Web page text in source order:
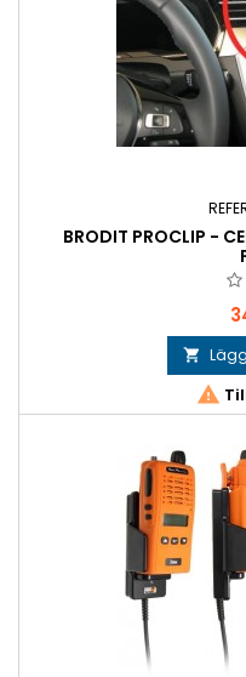
BRODIT PROCLIP -

